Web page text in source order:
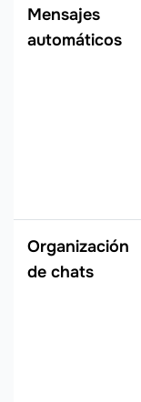
Mensajes
automáticos
Organización
de chats